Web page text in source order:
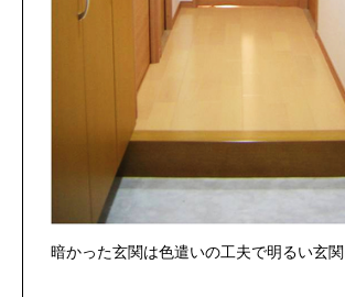
暗かった玄関は色遣いの工夫で明るい玄関